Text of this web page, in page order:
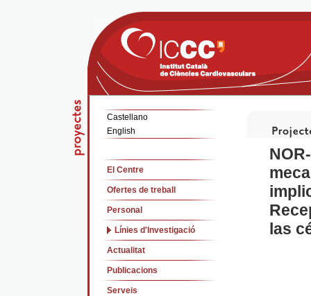
Castellano
English
El Centre
Ofertes de treball
Personal
Línies d'Investigació
Actualitat
Publicacions
Serveis
las